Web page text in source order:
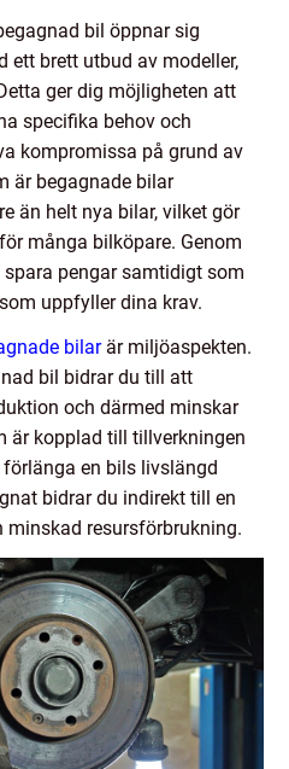
bil öppnar sig
ett brett utbud av modeller,
ger dig möjligheten att
specifika behov och
kompromissa på grund av
är begagnade bilar
än helt nya bilar, vilket gör
många bilköpare. Genom
pengar samtidigt som
uppfyller dina krav.
bilarär miljöaspekten.
bil bidrar du till att
och därmed minskar
är kopplad till tillverkningen
en bils livslängd
bidrar du indirekt till en
resursförbrukning.